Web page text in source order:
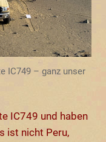
IC749 – ganz unser
IC749 und haben
ist nicht Peru,